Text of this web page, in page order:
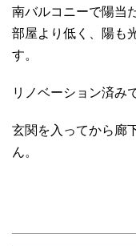
南バルコニーで陽当
部屋より低く、陽も
す。
リノベーション済み
玄関を入ってから廊
ん。